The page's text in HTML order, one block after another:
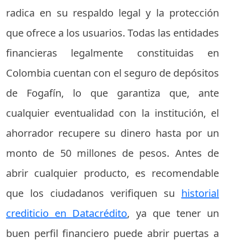
radica en su respaldo legal y la protección
que ofrece a los usuarios. Todas las entidades
financieras legalmente constituidas en
Colombia cuentan con el seguro de depósitos
de Fogafín, lo que garantiza que, ante
cualquier eventualidad con la institución, el
ahorrador recupere su dinero hasta por un
monto de 50 millones de pesos. Antes de
abrir cualquier producto, es recomendable
que los ciudadanos verifiquen su historial
crediticio en Datacrédito, ya que tener un
buen perfil financiero puede abrir puertas a